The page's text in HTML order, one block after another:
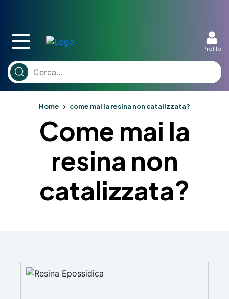
Profilo
Home come mai la resina non catalizzata?
Come mai la
resina non
catalizzata?